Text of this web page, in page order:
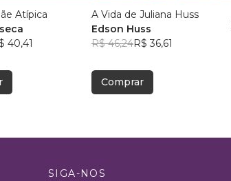
Atípica
40,41
A Vida de Juliana Huss
Edson Huss
R$ 46,24R$ 36,61
Comprar
SIGA-NOS